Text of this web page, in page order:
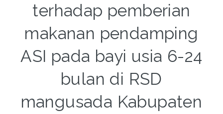
terhadap pemberian
makanan pendamping
ASI pada bayi usia 6-24
bulan di RSD
mangusada Kabupaten